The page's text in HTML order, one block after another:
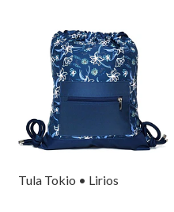
Tula Tokio • Lirios